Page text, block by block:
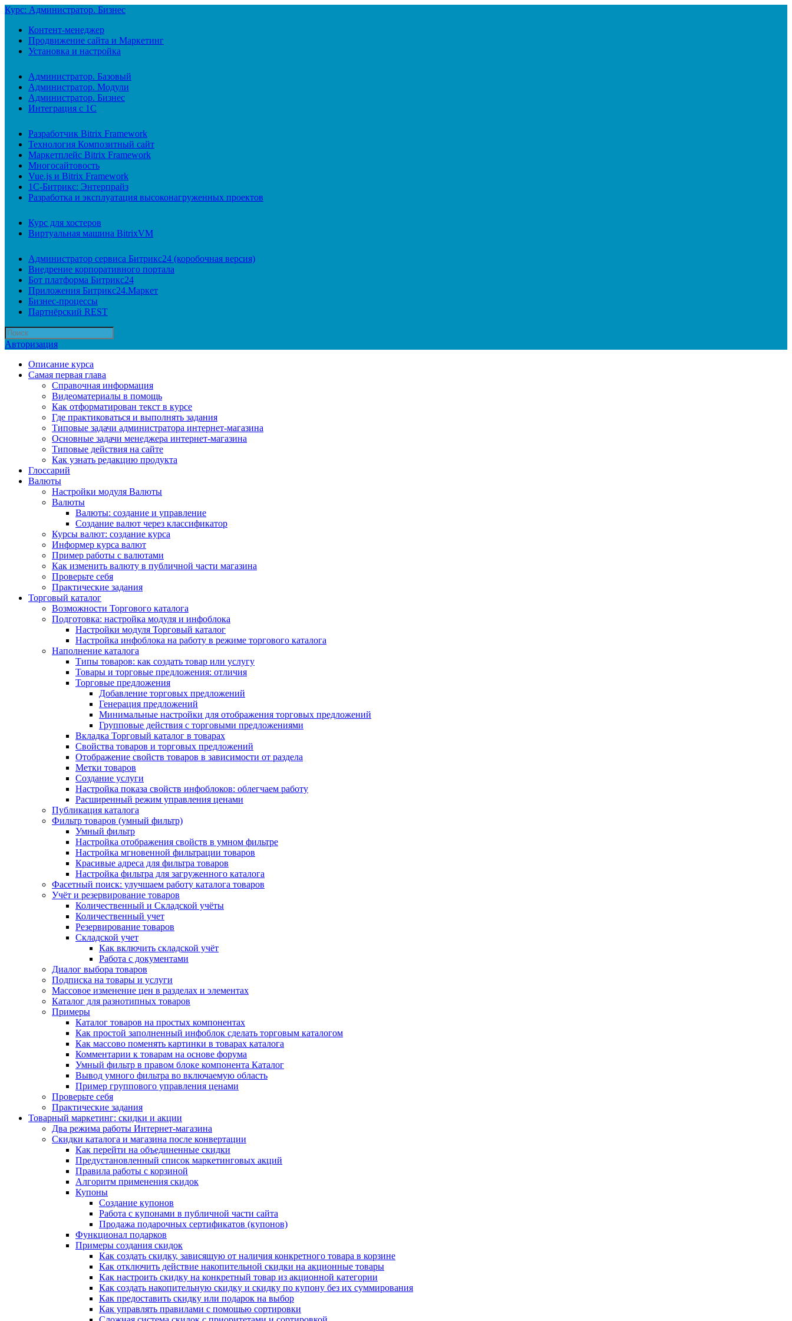
Курс: Администратор. Бизнес
Контент-менеджер
Продвижение сайта и Маркетинг
Установка и настройка
Администратор. Базовый
Администратор. Модули
Администратор. Бизнес
Интеграция с 1С
Разработчик Bitrix Framework
Технология Композитный сайт
Маркетплейс Bitrix Framework
Многосайтовость
Vue.js и Bitrix Framework
1С-Битрикс: Энтерпрайз
Разработка и эксплуатация высоконагруженных проектов
Курс для хостеров
Виртуальная машина BitrixVM
Администратор сервиса Битрикс24 (коробочная версия)
Внедрение корпоративного портала
Бот платформа Битрикс24
Приложения Битрикс24.Маркет
Бизнес-процессы
Партнёрский REST
Авторизация
Описание курса
Самая первая глава
Справочная информация
Видеоматериалы в помощь
Как отформатирован текст в курсе
Где практиковаться и выполнять задания
Типовые задачи администратора интернет-магазина
Основные задачи менеджера интернет-магазина
Типовые действия на сайте
Как узнать редакцию продукта
Глоссарий
Валюты
Настройки модуля Валюты
Валюты
Валюты: создание и управление
Создание валют через классификатор
Курсы валют: создание курса
Информер курса валют
Пример работы с валютами
Как изменить валюту в публичной части магазина
Проверьте себя
Практические задания
Торговый каталог
Возможности Торгового каталога
Подготовка: настройка модуля и инфоблока
Настройки модуля Торговый каталог
Настройка инфоблока на работу в режиме торгового каталога
Наполнение каталога
Типы товаров: как создать товар или услугу
Товары и торговые предложения: отличия
Торговые предложения
Добавление торговых предложений
Генерация предложений
Минимальные настройки для отображения торговых предложений
Групповые действия с торговыми предложениями
Вкладка Торговый каталог в товарах
Свойства товаров и торговых предложений
Отображение свойств товаров в зависимости от раздела
Метки товаров
Создание услуги
Настройка показа свойств инфоблоков: облегчаем работу
Расширенный режим управления ценами
Публикация каталога
Фильтр товаров (умный фильтр)
Умный фильтр
Настройка отображения свойств в умном фильтре
Настройка мгновенной фильтрации товаров
Красивые адреса для фильтра товаров
Настройка фильтра для загруженного каталога
Фасетный поиск: улучшаем работу каталога товаров
Учёт и резервирование товаров
Количественный и Складской учёты
Количественный учет
Резервирование товаров
Складской учет
Как включить складской учёт
Работа с документами
Диалог выбора товаров
Подписка на товары и услуги
Массовое изменение цен в разделах и элементах
Каталог для разнотипных товаров
Примеры
Каталог товаров на простых компонентах
Как простой заполненный инфоблок сделать торговым каталогом
Как массово поменять картинки в товарах каталога
Комментарии к товарам на основе форума
Умный фильтр в правом блоке компонента Каталог
Вывод умного фильтра во включаемую область
Пример группового управления ценами
Проверьте себя
Практические задания
Товарный маркетинг: скидки и акции
Два режима работы Интернет-магазина
Скидки каталога и магазина после конвертации
Как перейти на объединенные скидки
Предустановленный список маркетинговых акций
Правила работы с корзиной
Алгоритм применения скидок
Купоны
Создание купонов
Работа с купонами в публичной части сайта
Продажа подарочных сертификатов (купонов)
Функционал подарков
Примеры создания скидок
Как создать скидку, зависящую от наличия конкретного товара в корзине
Как отключить действие накопительной скидки на акционные товары
Как настроить скидку на конкретный товар из акционной категории
Как создать накопительную скидку и скидку по купону без их суммирования
Как предоставить скидку или подарок на выбор
Как управлять правилами с помощью сортировки